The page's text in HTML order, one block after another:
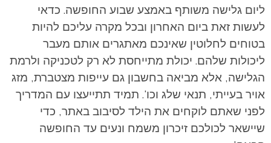
ליום גלישה משותף באמצע שבוע החופשה. כדאי
לעשות זאת ביום האחרון ובכל מקרה עליכם להיות
בטוחים לחלוטין שאינכם מאתגרים אותם מעבר
ליכולות שלהם. יכולת מתייחסת לא רק לטכניקה ולרמת
הגלישה, אלא מביאה בחשבון גם עייפות מצטברת, מזג
אויר בעייתי, תנאי שלג וכו'. תמיד תתייעצו עם המדריך
לפני שאתם לוקחים את הילד לסיבוב באתר, כדי
שיישאר לכולכם זיכרון משמח ונעים עד החופשה